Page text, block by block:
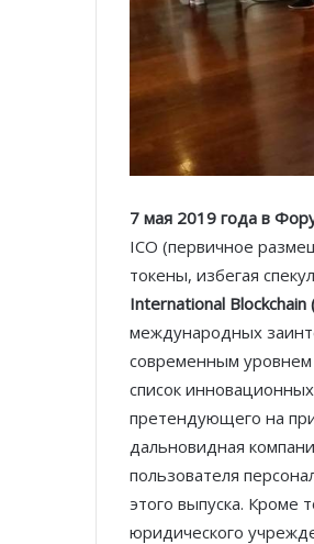
7 мая 2019 года в
ICO (первичное
токены, избегая
International Blockchain
международных
современным уровнем
список
претендующего на
дальновидная
пользователя
этого выпуска. Кроме
юридического